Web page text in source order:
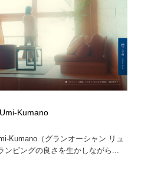
Kumano
Kumano（グランオーシャン リュ
ピングの良さを生かしながら...